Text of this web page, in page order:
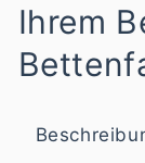
Ihrem